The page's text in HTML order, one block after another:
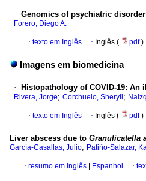
· Genomics of psychiatric
Forero, Diego A.
· texto em Inglês · Inglês ( pdf)
Imagens em biomedicina
· Histopathology of COVID-19:
Rivera, Jorge; Corchuelo, Sheryll ;
· texto em Inglês · Inglês ( pdf)
Liver abscess due to Granulicatella
García-Casallas, Julio; Patiño-Salazar,
· resumo em Inglês Espanhol ·